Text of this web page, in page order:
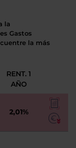
la
Gastos
la más
RENT. 1
AÑO
2,01%